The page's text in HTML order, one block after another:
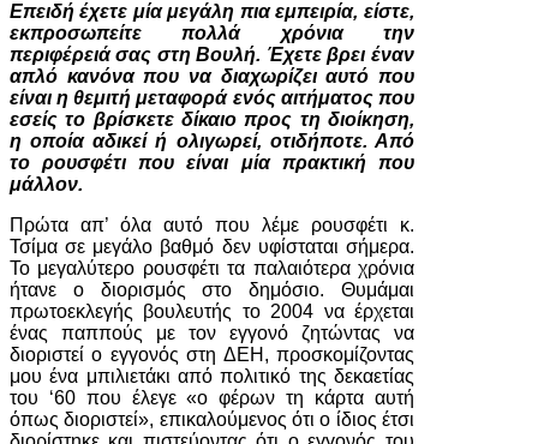
Επειδή έχετε μία μεγάλη πια εμπειρία, είστε,
εκπροσωπείτε πολλά χρόνια την
περιφέρειά σας στη Βουλή. Έχετε βρει έναν
απλό κανόνα που να διαχωρίζει αυτό που
είναι η θεμιτή μεταφορά ενός αιτήματος που
εσείς το βρίσκετε δίκαιο προς τη διοίκηση,
η οποία αδικεί ή ολιγωρεί, οτιδήποτε. Από
το ρουσφέτι που είναι μία πρακτική που
μάλλον.
Πρώτα απ’ όλα αυτό που λέμε ρουσφέτι κ.
Τσίμα σε μεγάλο βαθμό δεν υφίσταται σήμερα.
Το μεγαλύτερο ρουσφέτι τα παλαιότερα χρόνια
ήτανε ο διορισμός στο δημόσιο. Θυμάμαι
πρωτοεκλεγής βουλευτής το 2004 να έρχεται
ένας παππούς με τον εγγονό ζητώντας να
διοριστεί ο εγγονός στη ΔΕΗ, προσκομίζοντας
μου ένα μπιλιετάκι από πολιτικό της δεκαετίας
του ‘60 που έλεγε «ο φέρων τη κάρτα αυτή
όπως διοριστεί», επικαλούμενος ότι ο ίδιος έτσι